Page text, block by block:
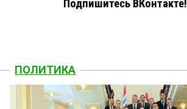
Подпишитесь ВКонтакте!
ПОЛИТИКА